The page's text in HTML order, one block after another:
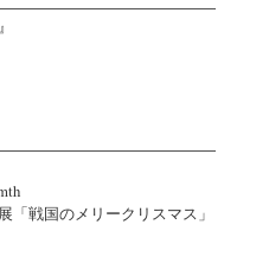
「戦国のメリークリスマス」